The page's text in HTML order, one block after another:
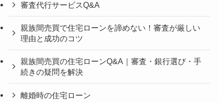
審査代行サービスQ&A
親族間売買で住宅ローンを諦めない！審査が厳しい
理由と成功のコツ
親族間売買の住宅ローンQ&A｜審査・銀行選び・手
続きの疑問を解決
離婚時の住宅ローン